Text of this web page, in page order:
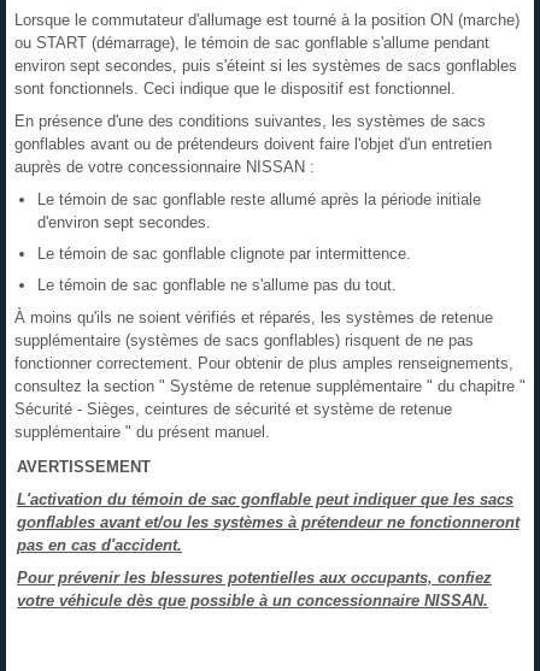
Lorsque le commutateur d'allumage est tourné à la position ON (marche)
ou START (démarrage), le témoin de sac gonflable s'allume pendant
environ sept secondes, puis s'éteint si les systèmes de sacs gonflables
sont fonctionnels. Ceci indique que le dispositif est fonctionnel.
En présence d'une des conditions suivantes, les systèmes de sacs
gonflables avant ou de prétendeurs doivent faire l'objet d'un entretien
auprès de votre concessionnaire NISSAN :
Le témoin de sac gonflable reste allumé après la période initiale
d'environ sept secondes.
Le témoin de sac gonflable clignote par intermittence.
Le témoin de sac gonflable ne s'allume pas du tout.
À moins qu'ils ne soient vérifiés et réparés, les systèmes de retenue
supplémentaire (systèmes de sacs gonflables) risquent de ne pas
fonctionner correctement. Pour obtenir de plus amples renseignements,
consultez la section " Système de retenue supplémentaire " du chapitre "
Sécurité - Sièges, ceintures de sécurité et système de retenue
supplémentaire " du présent manuel.
AVERTISSEMENT
L'activation du témoin de sac gonflable peut indiquer que les sacs
gonflables avant et/ou les systèmes à prétendeur ne fonctionneront
pas en cas d'accident.
Pour prévenir les blessures potentielles aux occupants, confiez
votre véhicule dès que possible à un concessionnaire NISSAN.